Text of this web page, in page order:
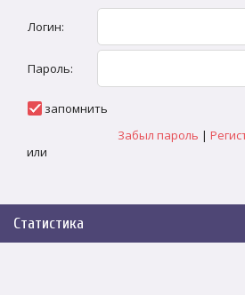
Логин:
Пароль:
запомнить
Забыл пароль |
или
Статистика